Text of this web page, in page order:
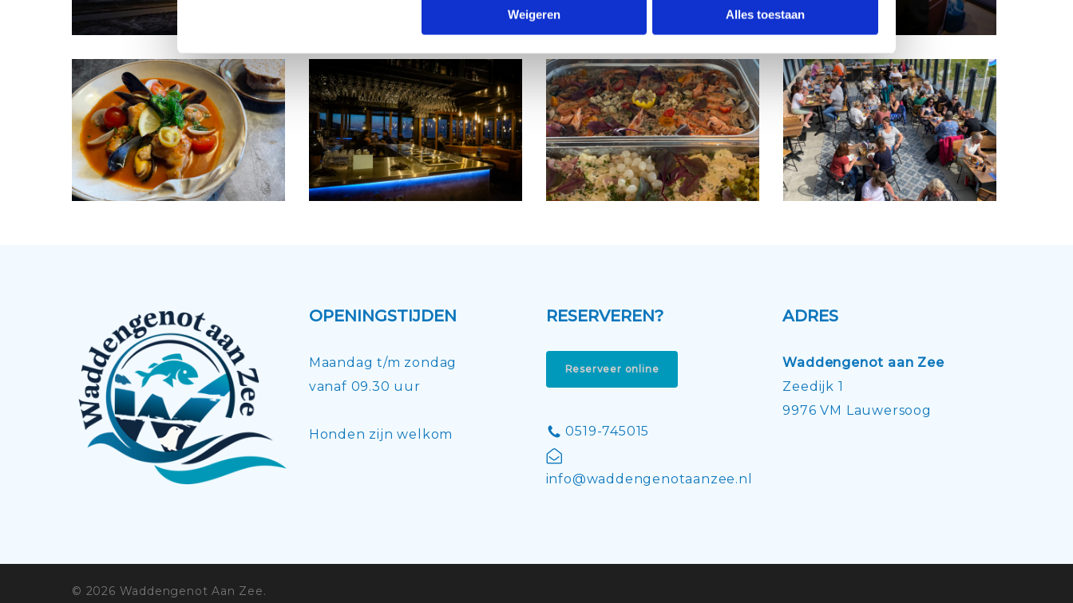
Weigeren Alles toestaan
OPENINGSTIJDEN
Maandag t/m zondag
vanaf 09.30 uur
Honden zijn welkom
RESERVEREN?
Reserveer online
0519-745015
info@waddengenotaanzee.nl
ADRES
Waddengenot aan Zee
Zeedijk 1
9976 VM Lauwersoog
© 2026 Waddengenot Aan Zee.